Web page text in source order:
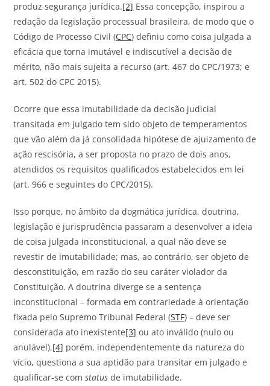
produz segurança jurídica.[2] Essa concepção, inspirou a
redação da legislação processual brasileira, de modo que o
Código de Processo Civil (CPC) definiu como coisa julgada a
eficácia que torna imutável e indiscutível a decisão de
mérito, não mais sujeita a recurso (art. 467 do CPC/1973; e
art. 502 do CPC 2015).
Ocorre que essa imutabilidade da decisão judicial
transitada em julgado tem sido objeto de temperamentos
que vão além da já consolidada hipótese de ajuizamento de
ação rescisória, a ser proposta no prazo de dois anos,
atendidos os requisitos qualificados estabelecidos em lei
(art. 966 e seguintes do CPC/2015).
Isso porque, no âmbito da dogmática jurídica, doutrina,
legislação e jurisprudência passaram a desenvolver a ideia
de coisa julgada inconstitucional, a qual não deve se
revestir de imutabilidade; mas, ao contrário, ser objeto de
desconstituição, em razão do seu caráter violador da
Constituição. A doutrina diverge se a sentença
inconstitucional – formada em contrariedade à orientação
fixada pelo Supremo Tribunal Federal (STF) – deve ser
considerada ato inexistente[3] ou ato inválido (nulo ou
anulável),[4] porém, independentemente da natureza do
vício, questiona a sua aptidão para transitar em julgado e
qualificar-se comstatus de imutabilidade.